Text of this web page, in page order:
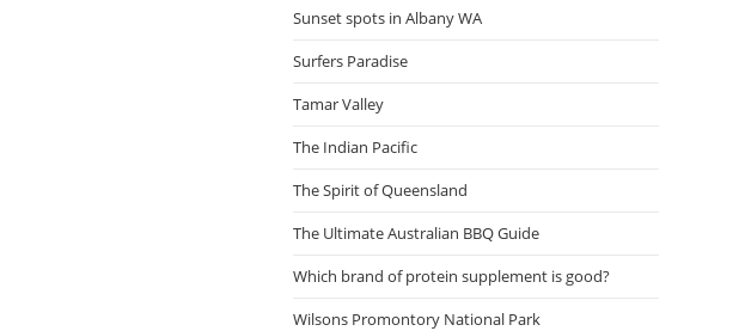
Sunset spots in Albany WA
Surfers Paradise
Tamar Valley
The Indian Pacific
The Spirit of Queensland
The Ultimate Australian BBQ Guide
Which brand of protein supplement is good?
Wilsons Promontory National Park